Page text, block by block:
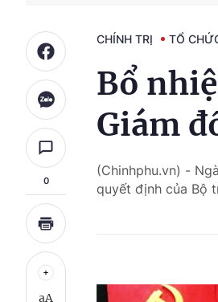
0
aA
CHÍNH TRỊ TỔ
Bổ
Giám
(Chinhphu.vn) -
quyết định của Bộ